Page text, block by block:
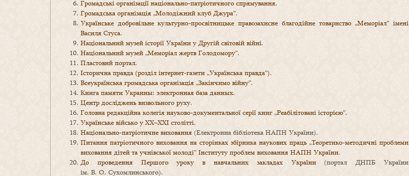
Громадські організації національно-патріотичного спрямування.
Громадська організація „Молодіжний клуб Джура”.
Українське добровільне культурно-просвітницьке правозахисне благодійне товариство „Меморіал” імені
Василя Стуса.
Національний музей історії України у Другій світовій війні.
Національний музей „Меморіал жертв Голодомору”.
Пластовий портал.
Історична правда (розділ інтернет-газети „Українська правда”).
Всеукраїнська громадська організація „Закінчимо війну”.
Книга памяти Украины: электронная база данных.
Центр досліджень визвольного руху.
Головна редакційна колегія науково-документальної серії книг „Реабілітовані історією”.
Українське військо у XX–XXI столітті.
Національно-патріотичне виховання (Електронна бібліотека НАПН України).
Питання патріотичного виховання на сторінках збірника наукових праць „Теоретико-методичні проблеми
виховання дітей та учнівської молоді” Інституту проблем виховання НАПН України.
До проведення Першого уроку в навчальних закладах України(портал ДНПБ України
ім. В. О. Сухомлинського).